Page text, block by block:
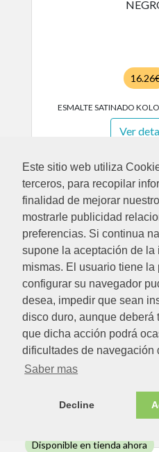
Este sitio web utiliza
terceros, para recopilar
finalidad de mejorar
mostrarle publicidad
preferencias. Si continua
supone la aceptación de la
mismas. El usuario tiene
configurar su navegador
desea, impedir que sean
disco duro, aunque deberá
que dicha acción podrá
dificultades de navegación
Saber mas
Decline
ESMALTE SATINADO
Ver
ESMALTE BRILLANTE
Ver
Disponible en tienda ahora